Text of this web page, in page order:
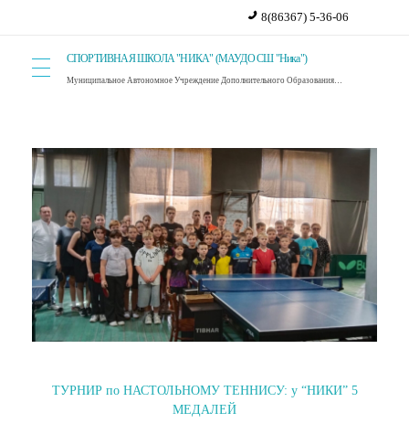
8(86367) 5-36-06
СПОРТИВНАЯ ШКОЛА "НИКА" (МАУДО СШ "Ника")
Муниципальное Автономное Учреждение Дополнительного Образования Спортивная Школа "Ника". г. Красный Сулин.
ТУРНИР по НАСТОЛЬНОМУ ТЕННИСУ: у “НИКИ” 5
МЕДАЛЕЙ